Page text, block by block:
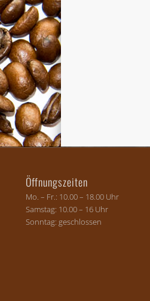
Öffnungszeiten
Mo. – Fr.: 10.00 – 18.00 Uhr
Samstag: 10.00 – 16 Uhr
Sonntag: geschlossen